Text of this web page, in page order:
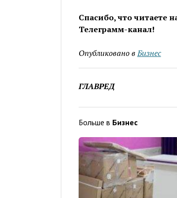
Спасибо, что читаете
Телеграмм-канал!
Опубликовано в Бизнес
ГЛАВРЕД
Больше в Бизнес